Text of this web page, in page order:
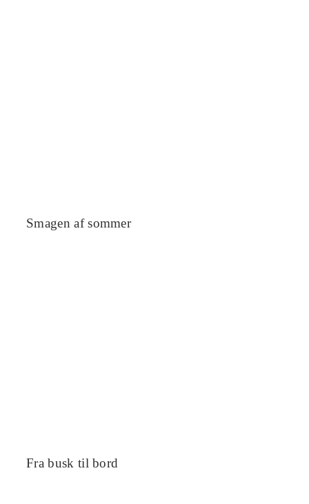
Smagen af sommer
Fra busk til bord